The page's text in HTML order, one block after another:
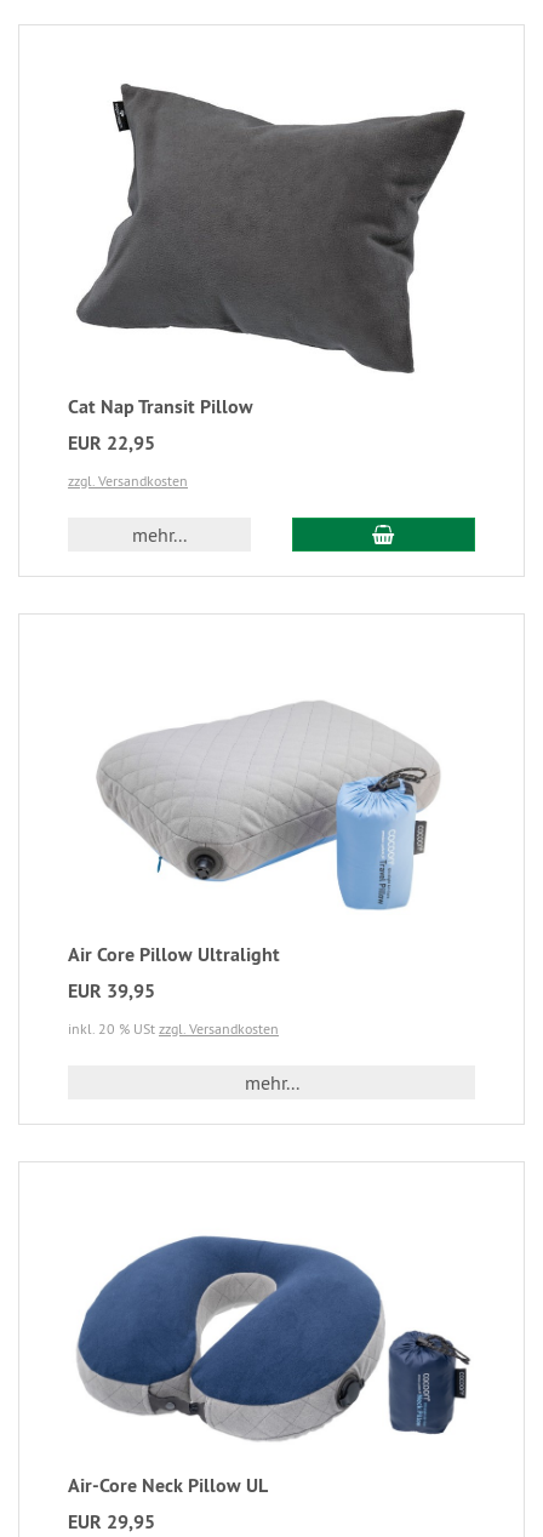
Cat Nap Transit Pillow
EUR 22,95
zzgl. Versandkosten
mehr...
Air Core Pillow Ultralight
EUR 39,95
inkl. 20 % USt zzgl. Versandkosten
mehr...
Air-Core Neck Pillow UL
EUR 29,95